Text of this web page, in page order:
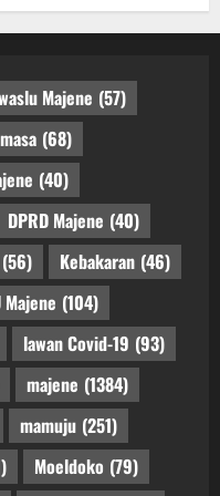
Majene (57)
(68)
(40)
DPRD Majene (40)
(56) Kebakaran (46)
Majene (104)
lawan Covid-19 (93)
majene (1384)
mamuju (251)
Moeldoko (79)